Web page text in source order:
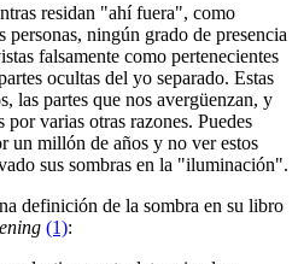
residan "ahí fuera", como
personas, ningún grado de presencia
falsamente como pertenecientes
ocultas del yo separado. Estas
las partes que nos avergüenzan, y
por varias otras razones. Puedes
un millón de años y no ver estos
sus sombras en la "iluminación".
definición de la sombra en su libro
(1):